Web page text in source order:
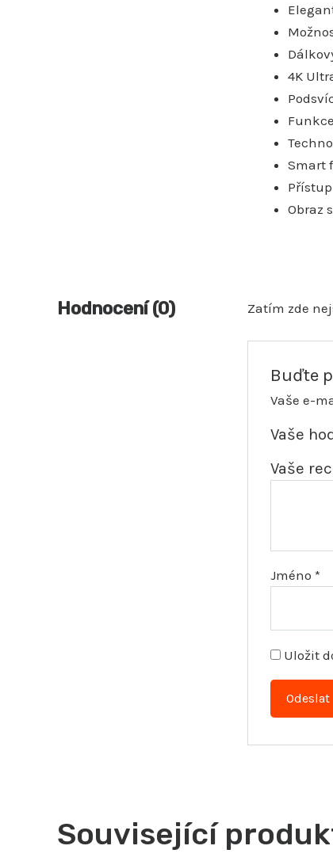
4K
Smart
Obraz
Hodnocení (0) Zatím zde
Buďte
Vaše e-
Vaše
Vaše
Jméno*
Uložit
Související